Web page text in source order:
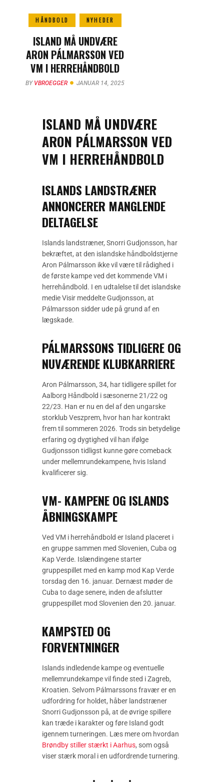
HÅNDBOLD NYHEDER
ISLAND MÅ UNDVÆRE
ARON PÁLMARSSON VED
VM I HERREHÅNDBOLD
BY VBROEGGER JANUAR 14, 2025
ISLAND MÅ UNDVÆRE
ARON PÁLMARSSON VED
VM I HERREHÅNDBOLD
ISLANDS LANDSTRÆNER
ANNONCERER MANGLENDE
DELTAGELSE
Islands landstræner, Snorri Gudjonsson, har
bekræftet, at den islandske håndboldstjerne
Aron Pálmarsson ikke vil være til rådighed i
de første kampe ved det kommende VM i
herrehåndbold. I en udtalelse til det islandske
medie Visir meddelte Gudjonsson, at
Pálmarsson sidder ude på grund af en
lægskade.
PÁLMARSSONS TIDLIGERE OG
NUVÆRENDE KLUBKARRIERE
Aron Pálmarsson, 34, har tidligere spillet for
Aalborg Håndbold i sæsonerne 21/22 og
22/23. Han er nu en del af den ungarske
storklub Veszprem, hvor han har kontrakt
frem til sommeren 2026. Trods sin betydelige
erfaring og dygtighed vil han ifølge
Gudjonsson tidligst kunne gøre comeback
under mellemrundekampene, hvis Island
kvalificerer sig.
VM- KAMPENE OG ISLANDS
ÅBNINGSKAMPE
Ved VM i herrehåndbold er Island placeret i
en gruppe sammen med Slovenien, Cuba og
Kap Verde. Islændingene starter
gruppespillet med en kamp mod Kap Verde
torsdag den 16. januar. Dernæst møder de
Cuba to dage senere, inden de afslutter
gruppespillet mod Slovenien den 20. januar.
KAMPSTED OG
FORVENTNINGER
Islands indledende kampe og eventuelle
mellemrundekampe vil finde sted i Zagreb,
Kroatien. Selvom Pálmarssons fravær er en
udfordring for holdet, håber landstræner
Snorri Gudjonsson på, at de øvrige spillere
kan træde i karakter og føre Island godt
igennem turneringen. Læs mere om hvordan
Brøndby stiller stærkt i Aarhus, som også
viser stærk moral i en udfordrende turnering.